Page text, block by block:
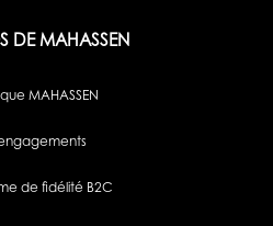
DE MAHASSEN
MAHASSEN
de fidélité B2C